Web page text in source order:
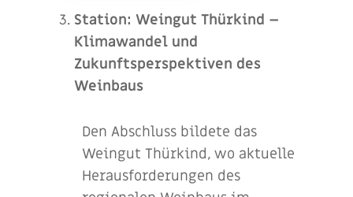
Station: Weingut Thürkind –
Klimawandel und
Zukunftsperspektiven des
Weinbaus
Den Abschluss bildete das
Weingut Thürkind, wo aktuelle
Herausforderungen des